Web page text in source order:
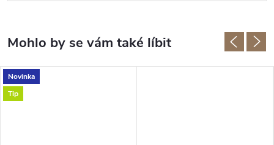
Novinka
Tip